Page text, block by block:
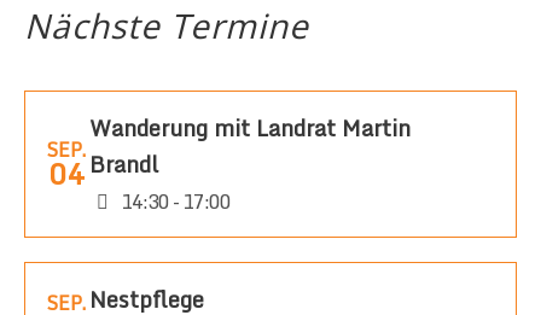
Nächste Termine
SEP.
04
Wanderung mit Landrat Martin
Brandl
14:30 - 17:00
SEP.Nestpflege